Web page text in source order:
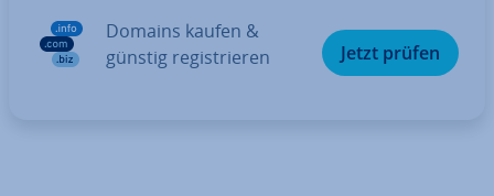
Domains kaufen &
günstig re­gis­trie­ren
Jetzt prüfen